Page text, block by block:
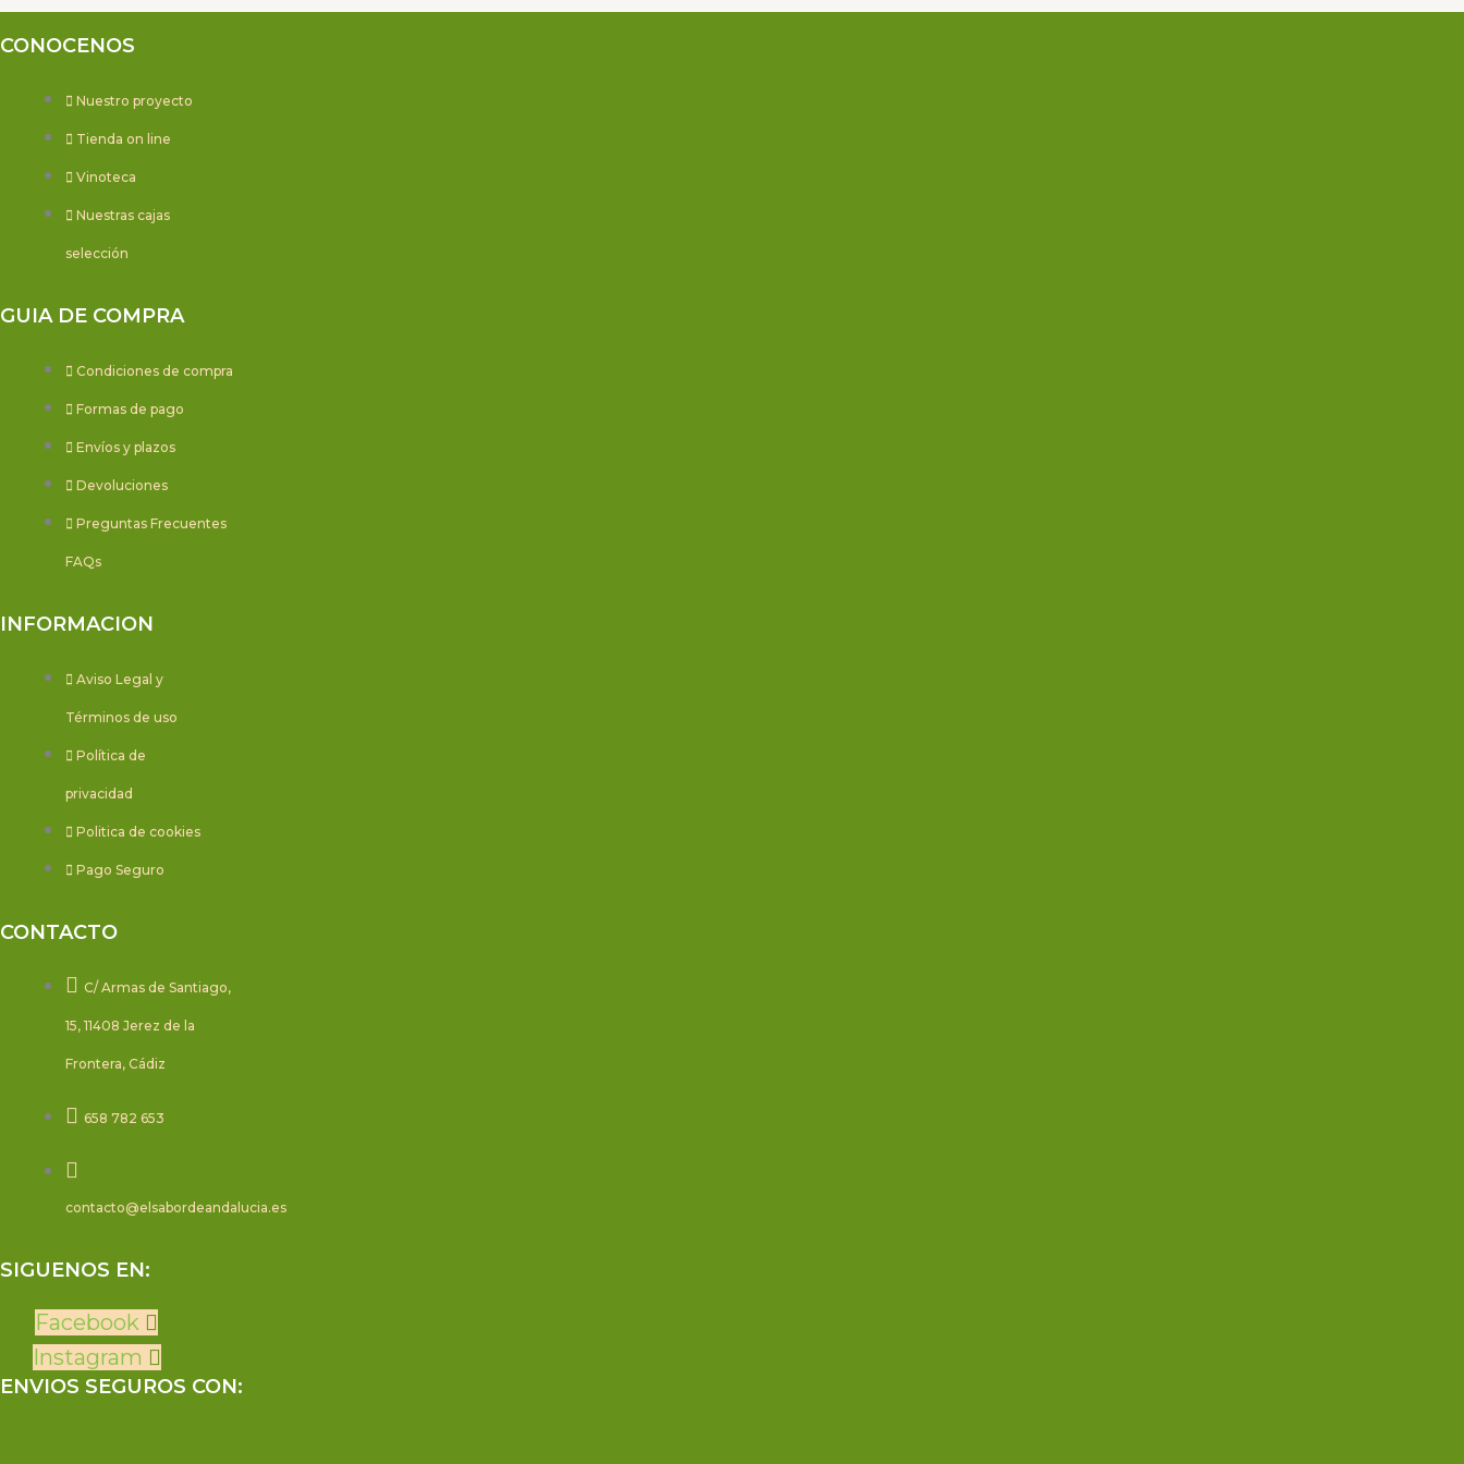
CONOCENOS
Nuestro proyecto
Tienda on line
Vinoteca
Nuestras cajas
selección
GUIA DE COMPRA
Condiciones de compra
Formas de pago
Envíos y plazos
Devoluciones
Preguntas Frecuentes
FAQs
INFORMACION
Aviso Legal y
Términos de uso
Política de
privacidad
Politica de cookies
Pago Seguro
CONTACTO
C/ Armas de Santiago,
15, 11408 Jerez de la
Frontera, Cádiz
658 782 653
contacto@elsabordeandalucia.es
SIGUENOS EN:
Facebook
Instagram
ENVIOS SEGUROS CON: